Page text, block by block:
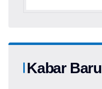
Kabar Baru